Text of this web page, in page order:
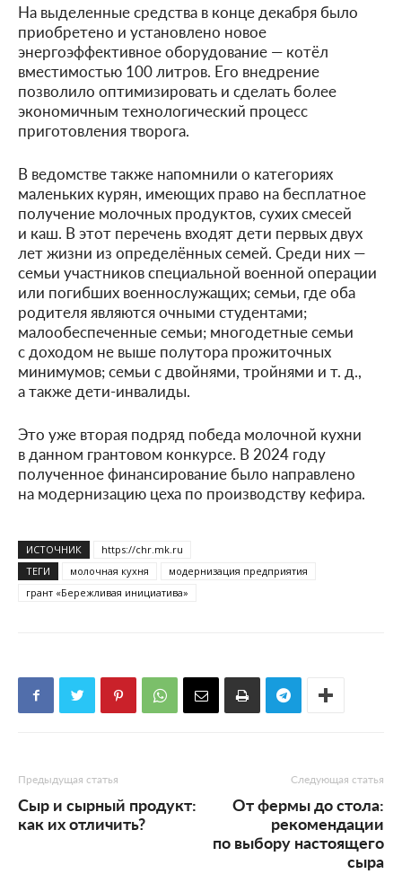
На выделенные средства в конце декабря было
приобретено и установлено новое
энергоэффективное оборудование — котёл
вместимостью 100 литров. Его внедрение
позволило оптимизировать и сделать более
экономичным технологический процесс
приготовления творога.
В ведомстве также напомнили о категориях
маленьких курян, имеющих право на бесплатное
получение молочных продуктов, сухих смесей
и каш. В этот перечень входят дети первых двух
лет жизни из определённых семей. Среди них —
семьи участников специальной военной операции
или погибших военнослужащих; семьи, где оба
родителя являются очными студентами;
малообеспеченные семьи; многодетные семьи
с доходом не выше полутора прожиточных
минимумов; семьи с двойнями, тройнями и т. д.,
а также дети-инвалиды.
Это уже вторая подряд победа молочной кухни
в данном грантовом конкурсе. В 2024 году
полученное финансирование было направлено
на модернизацию цеха по производству кефира.
ИСТОЧНИК
https://chr.mk.ru
ТЕГИ
молочная кухня
модернизация предприятия
грант «Бережливая инициатива»
Предыдущая статья
Сыр и сырный продукт:
как их отличить?
Следующая статья
От фермы до стола:
рекомендации
по выбору настоящего
сыра